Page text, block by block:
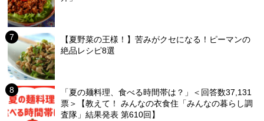
【夏野菜の王様！】苦みがクセになる！ピーマンの
絶品レシピ8選
「夏の麺料理、食べる時間帯は？」＜回答数37,131
票＞【教えて！ みんなの衣食住「みんなの暮らし調
査隊」結果発表 第610回】